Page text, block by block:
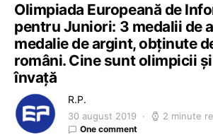
Olimpiada Europeană de
pentru Juniori: 3 medalii de
medalie de argint, obținute
români. Cine sunt olimpicii
învață
R.P.
30 august 2019 2 minute
One comment